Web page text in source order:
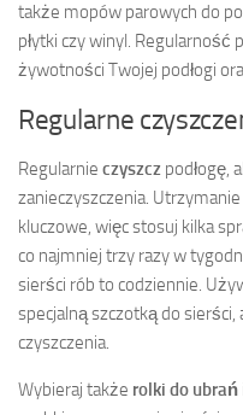
także mopów parowych do
płytki czy winyl. Regularność
żywotności Twojej podłogi
Regularne
Regularnie czyszcz podłogę,
zanieczyszczenia. Utrzymanie
kluczowe, więc stosuj kilka
co najmniej trzy razy w
sierści rób to codziennie.
specjalną szczotką do
czyszczenia.
Wybieraj także rolki do ubrań